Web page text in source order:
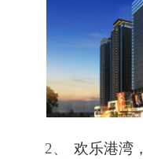
2、 欢乐港湾，